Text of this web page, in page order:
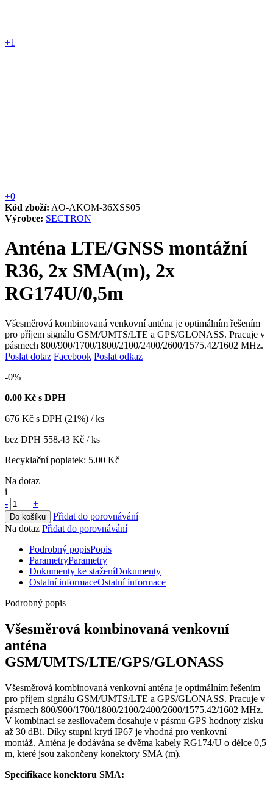
+1
+0
Kód zboží: AO-AKOM-36XSS05
Výrobce: SECTRON
Anténa LTE/GNSS montážní
R36, 2x SMA(m), 2x
RG174U/0,5m
Všesměrová kombinovaná venkovní anténa je optimálním řešením
pro příjem signálu GSM/UMTS/LTE a GPS/GLONASS. Pracuje v
pásmech 800/900/1700/1800/2100/2400/2600/1575.42/1602 MHz.
Poslat dotaz Facebook Poslat odkaz
-0%
0.00 Kč s DPH
676 Kč s DPH (21%) / ks
bez DPH 558.43 Kč / ks
Recyklační poplatek: 5.00 Kč
Na dotaz
i
-
+
Do košíku
Přidat do porovnávání
Na dotaz Přidat do porovnávání
Podrobný popisPopis
ParametryParametry
Dokumenty ke staženíDokumenty
Ostatní informaceOstatní informace
Podrobný popis
Všesměrová kombinovaná venkovní
anténa
GSM/UMTS/LTE/GPS/GLONASS
Všesměrová kombinovaná venkovní anténa je optimálním řešením
pro příjem signálu GSM/UMTS/LTE a GPS/GLONASS. Pracuje v
pásmech 800/900/1700/1800/2100/2400/2600/1575.42/1602 MHz.
V kombinaci se zesilovačem dosahuje v pásmu GPS hodnoty zisku
až 30 dBi. Díky stupni krytí IP67 je vhodná pro venkovní
montáž. Anténa je dodávána se dvěma kabely RG174/U o délce 0,5
m, které jsou zakončeny konektory SMA (m).
Specifikace konektoru SMA: